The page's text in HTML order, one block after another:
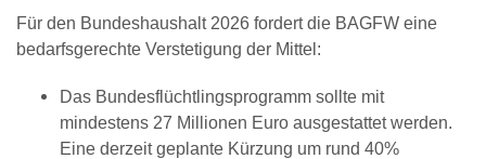
Für den Bundeshaushalt 2026 fordert die BAGFW eine
bedarfsgerechte Verstetigung der Mittel:
Das Bundesflüchtlingsprogramm sollte mit
mindestens 27 Millionen Euro ausgestattet werden.
Eine derzeit geplante Kürzung um rund 40%